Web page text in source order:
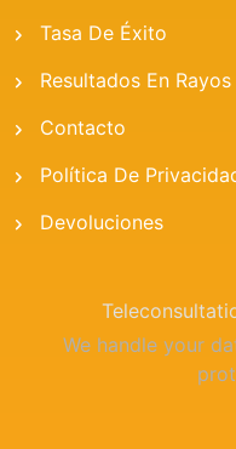
Tasa De Éxito
Resultados En Rayos
Contacto
Política De
Devoluciones
We handle your